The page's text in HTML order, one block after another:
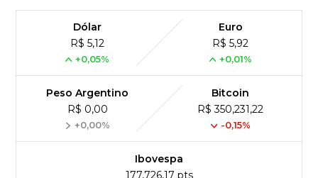
Dólar
R$ 5,12
+0,05%
Euro
R$ 5,92
+0,01%
Peso Argentino
R$ 0,00
+0,00%
Bitcoin
R$ 350,231,22
-0,15%
Ibovespa
177,726,17 pts